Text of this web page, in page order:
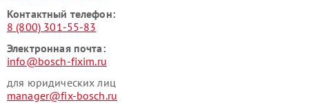
Контактный телефон:
8 (800) 301-55-83
Электронная почта:
info@bosch-fixim.ru
для юридических лиц
manager@fix-bosch.ru